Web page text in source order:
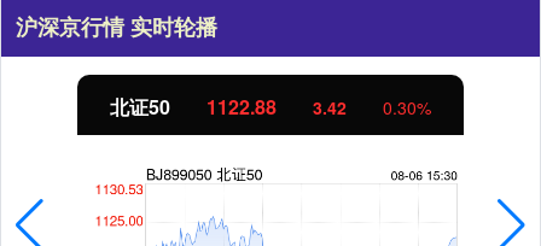
沪深京行情 实时轮播
北证50 1122.88 3.42 0.30%